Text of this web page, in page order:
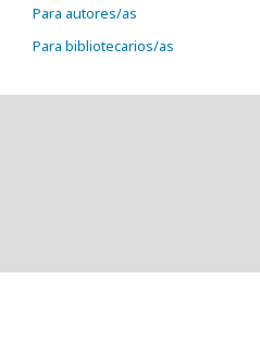
Para autores/as
Para bibliotecarios/as